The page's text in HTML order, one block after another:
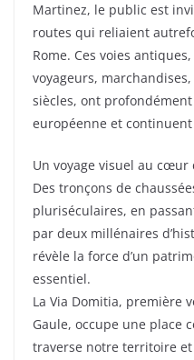
Martinez, le public est
routes qui reliaient
Rome. Ces voies
voyageurs,
siècles, ont
européenne et
Un voyage visuel au cœur
Des tronçons de
pluriséculaires, en
par deux millénaires
révèle la force d’un
essentiel.
La Via Domitia, première
Gaule, occupe une place
traverse notre territoire